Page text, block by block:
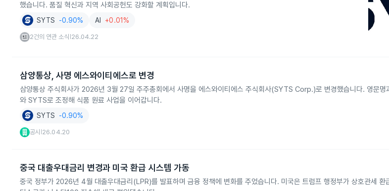
했습니다. 품질 혁신과 지역 사회공헌도 강화할 계획입니다.
SYTS -0.90% AI +0.01%
2건의 연관 소식 26.04.22
삼양통상, 사명 에스와이티에스로 변경
삼양통상 주식회사가 2026년 3월 27일 주주총회에서 사명을 에스와이티에스 주식회사(SYTS Corp.)로 변경했습니다. 영문
와 SYTS로 조정해 식품 원료 사업을 이어갑니다.
SYTS -0.90%
공시 26.04.20
중국 대출우대금리 변경과 미국 환급 시스템 가동
중국 정부가 2026년 4월 대출우대금리(LPR)를 발표하며 금융 정책에 변화를 주었습니다. 미국은 트럼프 행정부가 상호관세 환